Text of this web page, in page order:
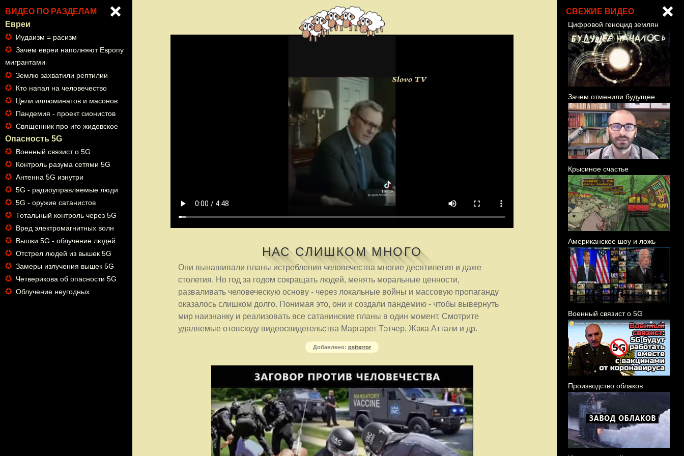
ВИДЕО ПО РАЗДЕЛАМ
Евреи
✪ Иудаизм = расизм
✪ Зачем евреи наполняют Европу
мигрантами
✪ Землю захватили рептилии
✪ Кто напал на человечество
✪ Цели иллюминатов и масонов
✪ Пандемия - проект сионистов
✪ Священник про иго жидовское
Опасность 5G
✪ Военный связист о 5G
✪ Контроль разума сетями 5G
✪ Антенна 5G изнутри
✪ 5G - радиоуправляемые люди
✪ 5G - оружие сатанистов
✪ Тотальный контроль через 5G
✪ Вред электромагнитных волн
✪ Вышки 5G - облучение людей
✪ Отстрел людей из вышек 5G
✪ Замеры излучения вышек 5G
✪ Четверикова об опасности 5G
✪ Облучение неугодных
СВЕЖИЕ ВИДЕО
Цифровой геноцид землян
Зачем отменили будущее
Крысиное счастье
Американское шоу и ложь
Военный связист о 5G
Производство облаков
НАС СЛИШКОМ МНОГО
Они вынашивали планы истребления человечества многие десятилетия и даже
столетия. Но год за годом сокращать людей, менять моральные ценности,
разваливать человеческую основу - через локальные войны и массовую пропаганду
оказалось слишком долго. Понимая это, они и создали пандемию - чтобы вывернуть
мир наизнанку и реализовать все сатанинские планы в один момент. Смотрите
удаляемые отовсюду видеосвидетельства Маргарет Тэтчер, Жака Аттали и др.
Добавлено: psiterror